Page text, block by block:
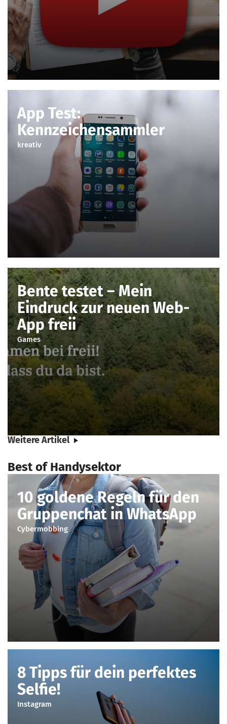
App Test:
Kennzeichensammler
kreativ
Bente testet – Mein
Eindruck zur neuen Web-
App freii
Games
Weitere Artikel
Best of Handysektor
10 goldene Regeln für den
Gruppenchat in WhatsApp
Cybermobbing
8 Tipps für dein perfektes
Selfie!
Instagram